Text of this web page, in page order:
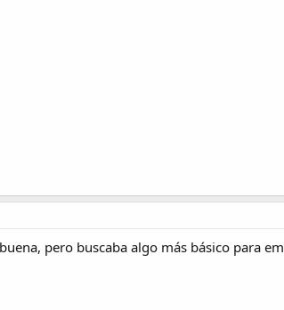
pero buscaba algo más básico para